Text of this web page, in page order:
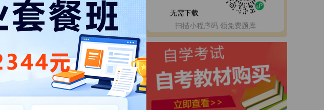
投入的时间精力，对自己有一个清
校进行报考。
考资料，请免费试听
无需下载
扫描小程序码 领免费题库